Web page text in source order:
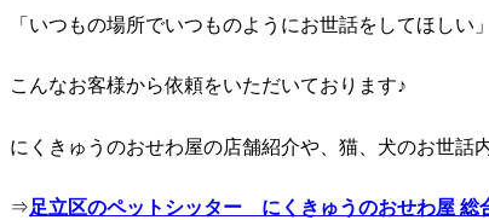
「いつもの場所でいつものようにお世話をしてほしい」
こんなお客様から依頼をいただいております♪
にくきゅうのおせわ屋の店舗紹介や、猫、犬のお世話
⇒足立区のペットシッター にくきゅうのおせわ屋 総